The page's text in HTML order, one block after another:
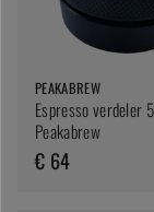
PEAKABREW
Espresso verdeler
Peakabrew
€ 64